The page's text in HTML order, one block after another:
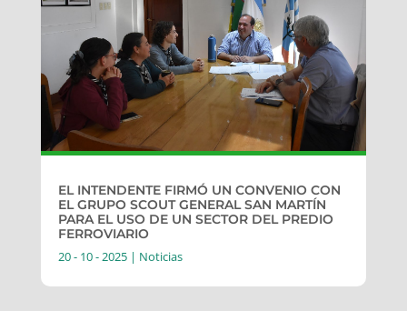
EL INTENDENTE FIRMÓ UN CONVENIO CON
EL GRUPO SCOUT GENERAL SAN MARTÍN
PARA EL USO DE UN SECTOR DEL PREDIO
FERROVIARIO
20 - 10 - 2025| Noticias